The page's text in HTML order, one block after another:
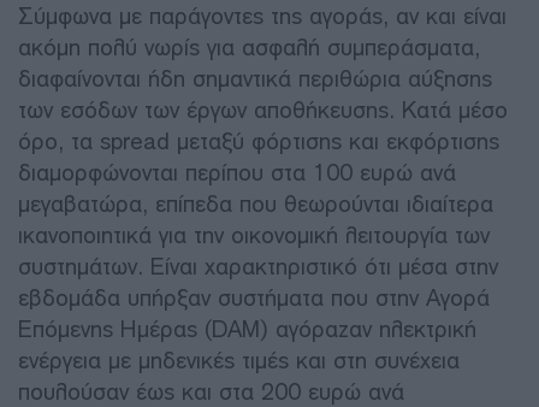
Σύμφωνα με παράγοντες της αγοράς, αν και είναι
ακόμη πολύ νωρίς για ασφαλή συμπεράσματα,
διαφαίνονται ήδη σημαντικά περιθώρια αύξησης
των εσόδων των έργων αποθήκευσης. Κατά μέσο
όρο, τα spread μεταξύ φόρτισης και εκφόρτισης
διαμορφώνονται περίπου στα 100 ευρώ ανά
μεγαβατώρα, επίπεδα που θεωρούνται ιδιαίτερα
ικανοποιητικά για την οικονομική λειτουργία των
συστημάτων. Είναι χαρακτηριστικό ότι μέσα στην
εβδομάδα υπήρξαν συστήματα που στην Αγορά
Επόμενης Ημέρας (DAM) αγόραζαν ηλεκτρική
ενέργεια με μηδενικές τιμές και στη συνέχεια
πουλούσαν έως και στα 200 ευρώ ανά